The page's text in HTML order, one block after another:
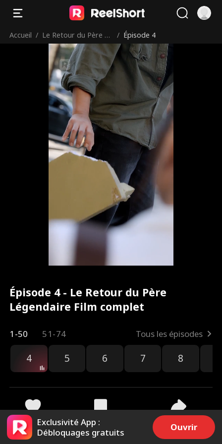
Accueil / Le Retour du Père Lé
gendaire
/ Épisode 4
Épisode 4 - Le Retour du Père
Légendaire Film complet
1-50 51-74 Tous les épisodes
4 5 6 7 8
2.4k 7.6k Partager
Exclusivité App :
Débloquages gratuits
Ouvrir